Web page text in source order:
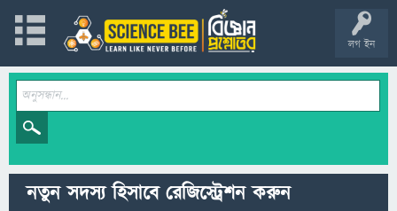
লগ ইন
নতুন সদস্য হিসাবে রেজিস্ট্রেশন করুন